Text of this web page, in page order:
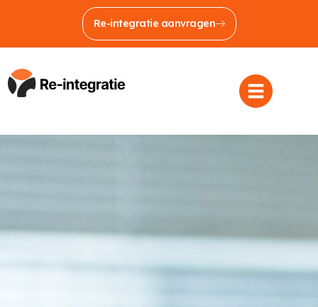
Re-integratie aanvragen